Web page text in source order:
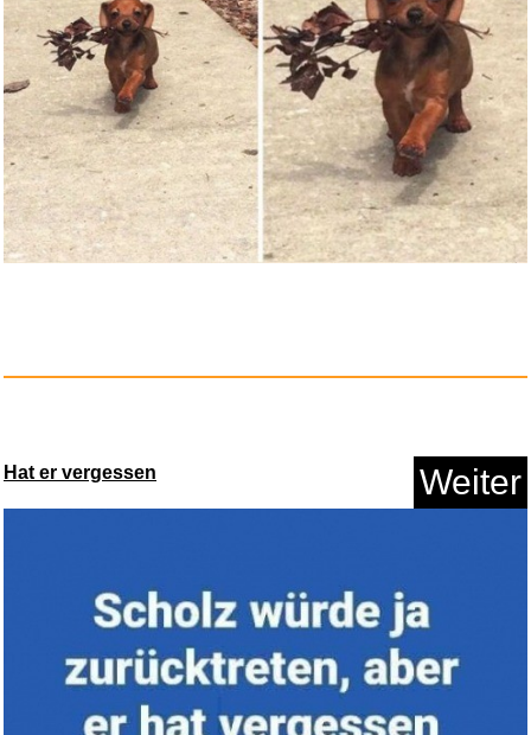
Excalibur Centennial - Colorad...
Anzeige
Anzeige
Hat er vergessen Weiter